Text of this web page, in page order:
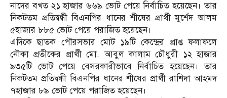
নাদের বখত ২১ হাজার ৬৬৯ ভোট পেয়ে নির্বাচিত হয়েছেন। তার
নিকটতম প্রতিদ্বন্ধী বিএনপির ধানের শীষের প্রার্থী মুর্শেদ আলম
৫হাজার ৮৮৫ ভোট পেয়ে পরাজিত হয়েছেন।
এদিকে ছাতক পৌরসভার মোট ১৯টি কেন্দ্রের প্রাপ্ত ফলাফলে
নৌকা প্রতীকের প্রার্থী মো. আবুল কালাম চৌধুরী ১২ হাজার
৯৩৫টি ভোট পেয়ে বেসরকারীভাবে নির্বাচিত হয়েছেন। তার
নিকটতম প্রতিদ্বন্ধী বিএনপির ধানের শীষের প্রার্থী রাশিদা আহমদ
৭হাজার ৮৯ ভোট পেয়ে পরাজিত হয়েছেন।